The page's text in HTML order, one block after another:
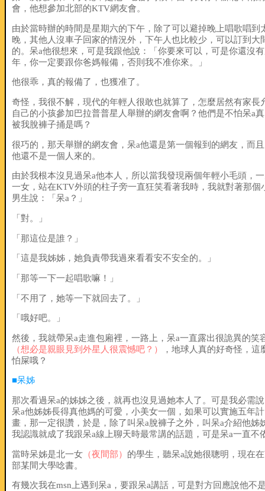
會，他想參加北部的KTV網友會。
由於當時辦的時間是星期六的下午，除了可以避掉晚上唱歌唱到
晚，其他人沒車子回家的情況外，下午人也比較少，可以訂到大
的。呆a他很想來，可是我跟他說：「你要來可以，可是你還沒
年，你一定要跟你爸媽報備，否則我不准你來。」
他很乖，真的報備了，也獲准了。
奇怪，我很不解，現代的年輕人很敢也就算了，怎麼居然有家長
自己的小孩參加巴拉普普星人舉辦的網友會啊？他們是不怕呆a
被我脫褲子捅是嗎？
很巧的，那天舉辦的網友會，呆a他還是第一個報到的網友，而
他還不是一個人來的。
由於我根本沒見過呆a他本人，所以當我發現兩個年輕小毛頭，
一女，站在KTV外頭的柱子旁一直狂笑看著我時，我就對著那個
男生說：「呆a？」
「對。」
「那這位是誰？」
「這是我姊姊，她負責帶我過來看看安不安全的。」
「那等一下一起唱歌嘛！」
「不用了，她等一下就回去了。」
「哦好吧。」
然後，我就帶呆a走進包廂裡，一路上，呆a一直露出很詭異的笑
（想必是親眼見到外星人很震憾吧？）
，地球人真的好奇怪，這
怕屎哦？
■呆姊
那次看過呆a的姊姊之後，就再也沒見過她本人了。可是我必需
呆a他姊姊長得真他媽的可愛，小美女一個，如果可以實施五年計
畫，那一定很讚，於是，除了叫呆a脫褲子之外，叫呆a介紹他姊
我認識就成了我跟呆a線上聊天時最常講的話題，可是呆a一直不
當時呆姊是北一女 （夜間部） 的學生，聽呆a說她很聰明，現在
部某間大學唸書。
有幾次我在msn上遇到呆a，要跟呆a講話，可是對方回應說他不